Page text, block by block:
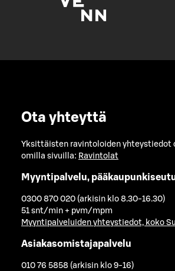
Ota yhteyttä
Yksittäisten ravintoloiden yhteystiedot
omilla sivuilla: Ravintolat
Myyntipalvelu,
0300 870 020 (arkisin klo 8.30-16.30)
51 snt/min + pvm/mpm
Myyntipalveluiden yhteystiedot, koko
Asiakasomistajapalvelu
010 76 5858 (arkisin klo 9-16)